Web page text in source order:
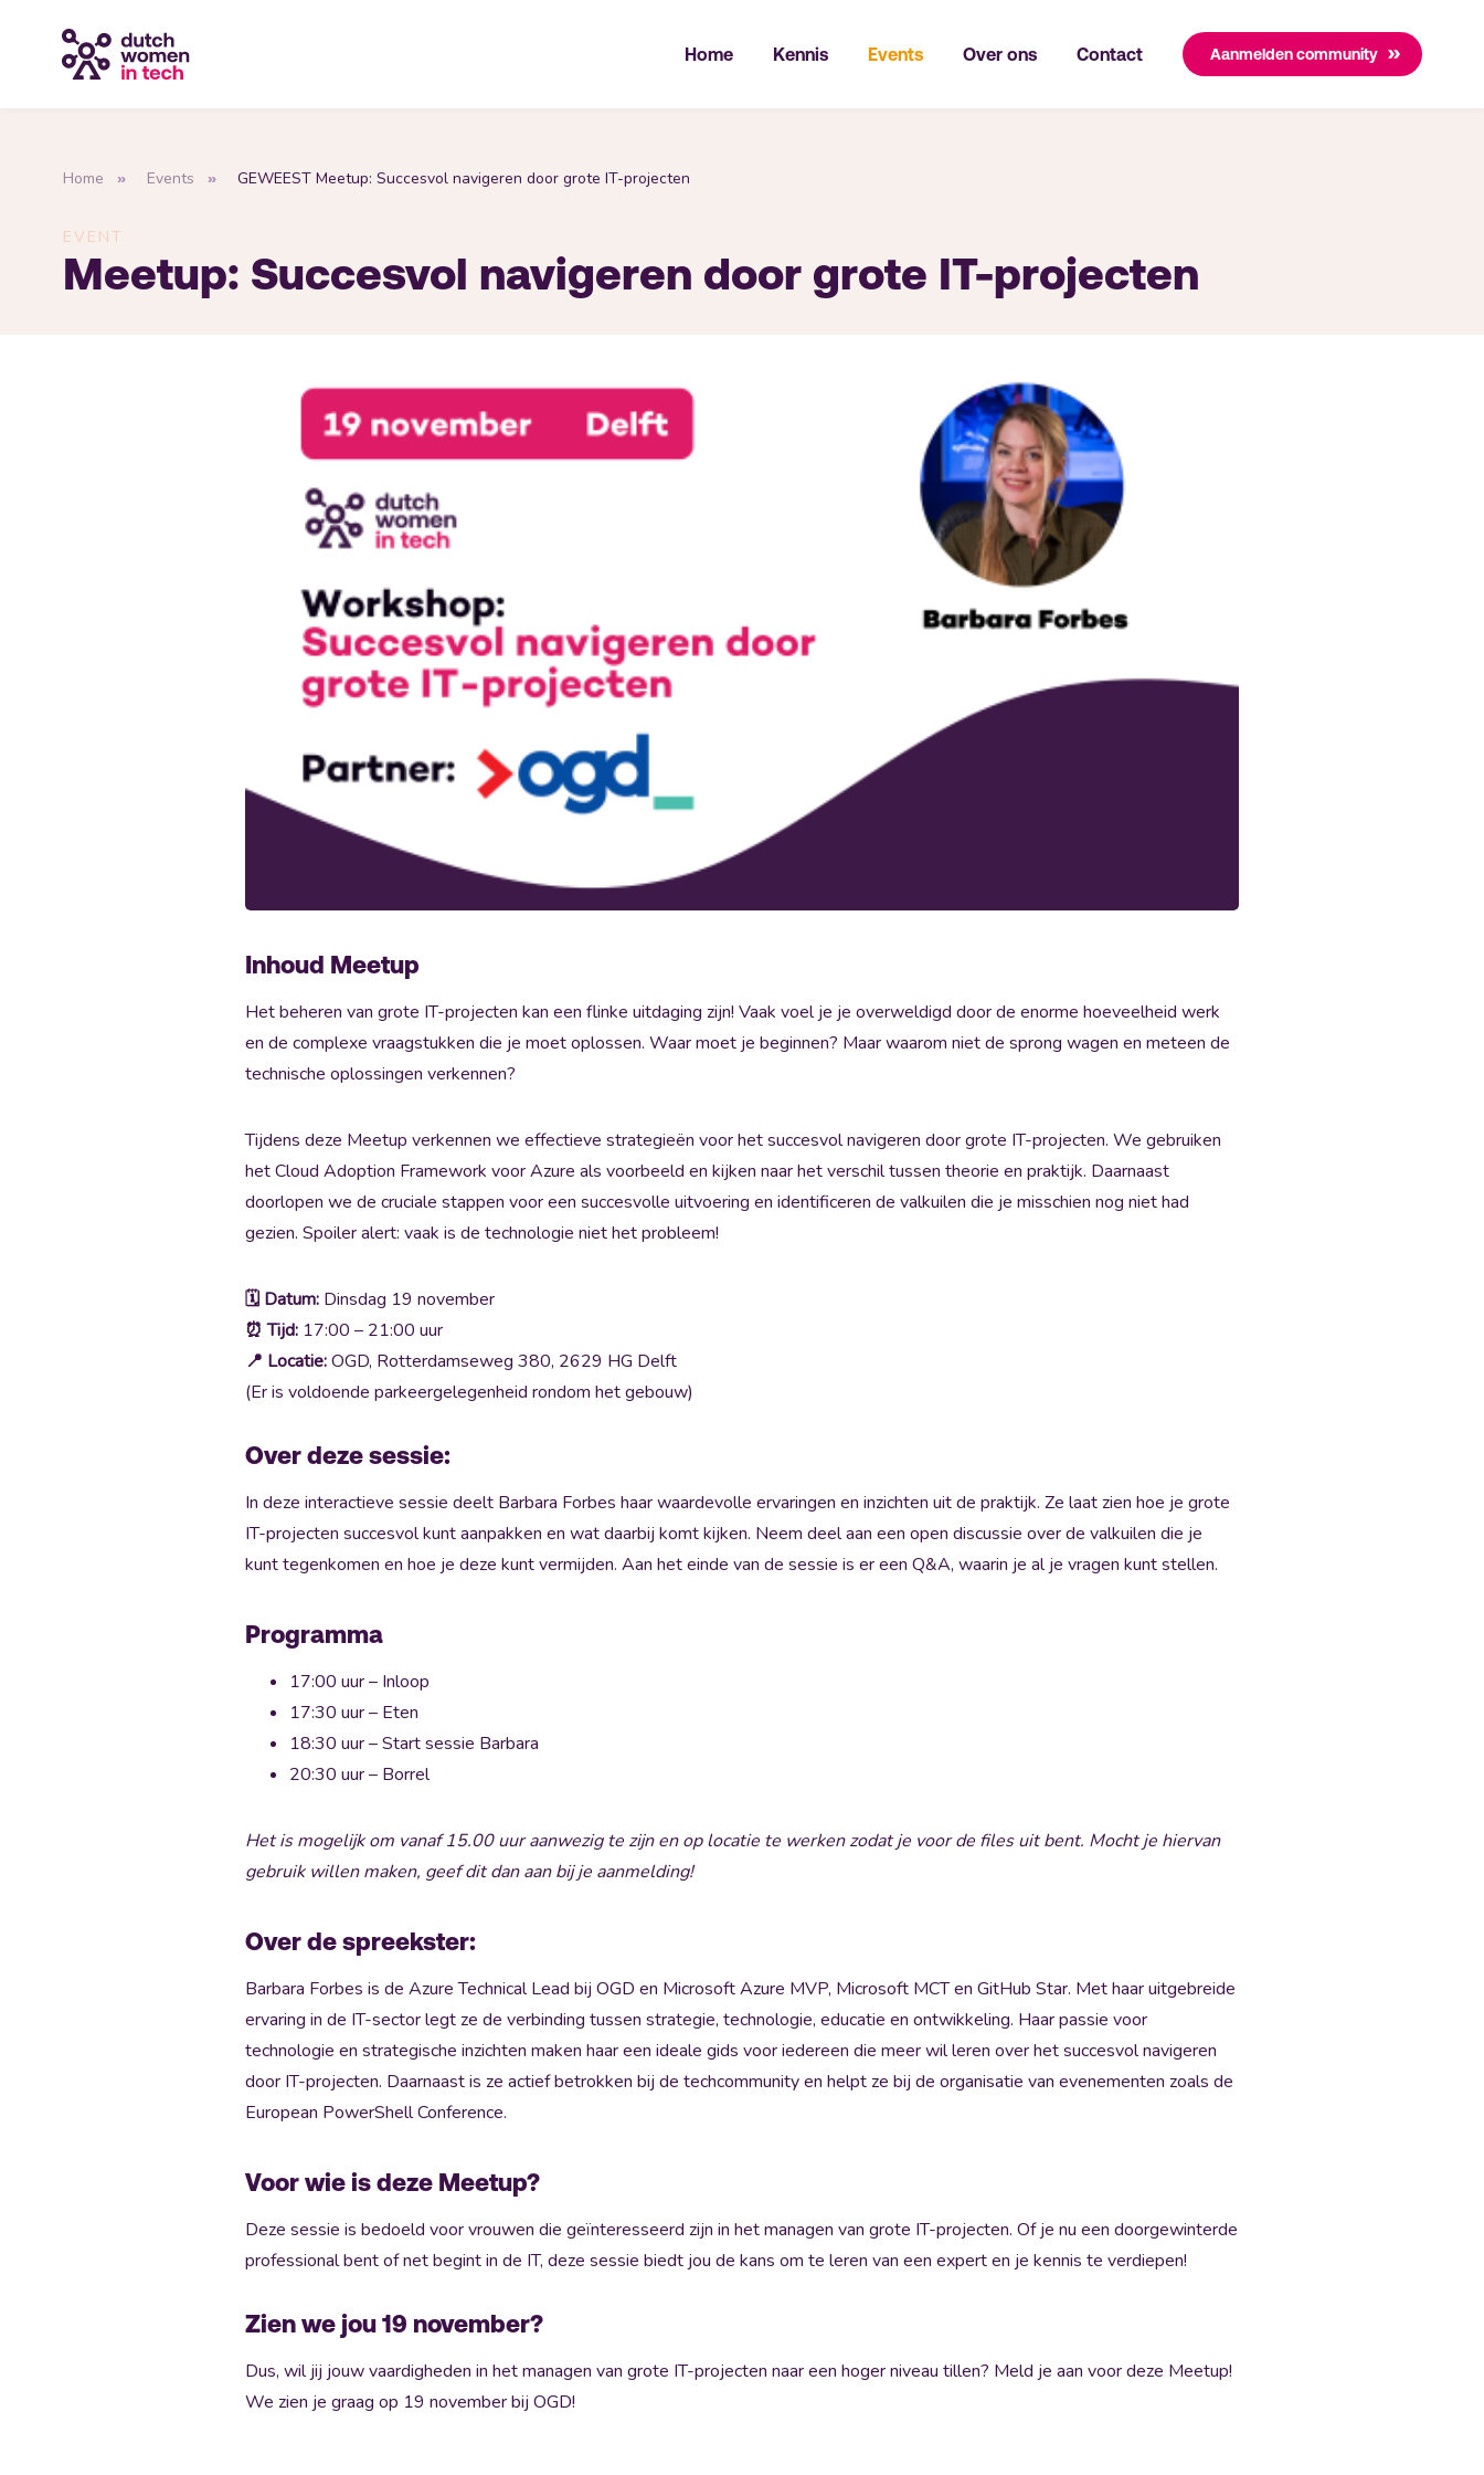
Home Kennis Events Over ons Contact Aanmelden community
Home Events GEWEEST Meetup: Succesvol navigeren door grote IT-projecten
EVENT
Meetup: Succesvol navigeren door grote IT-projecten
Inhoud Meetup
Het beheren van grote IT-projecten kan een flinke uitdaging zijn! Vaak voel je je overweldigd door de enorme hoeveelheid werk
en de complexe vraagstukken die je moet oplossen. Waar moet je beginnen? Maar waarom niet de sprong wagen en meteen de
technische oplossingen verkennen?
Tijdens deze Meetup verkennen we effectieve strategieën voor het succesvol navigeren door grote IT-projecten. We gebruiken
het Cloud Adoption Framework voor Azure als voorbeeld en kijken naar het verschil tussen theorie en praktijk. Daarnaast
doorlopen we de cruciale stappen voor een succesvolle uitvoering en identificeren de valkuilen die je misschien nog niet had
gezien. Spoiler alert: vaak is de technologie niet het probleem!
🗓️ Datum: Dinsdag 19 november
⏰ Tijd: 17:00 – 21:00 uur
📍 Locatie:OGD, Rotterdamseweg 380, 2629 HG Delft
(Er is voldoende parkeergelegenheid rondom het gebouw)
Over deze sessie:
In deze interactieve sessie deelt Barbara Forbes haar waardevolle ervaringen en inzichten uit de praktijk. Ze laat zien hoe je grote
IT-projecten succesvol kunt aanpakken en wat daarbij komt kijken. Neem deel aan een open discussie over de valkuilen die je
kunt tegenkomen en hoe je deze kunt vermijden. Aan het einde van de sessie is er een Q&A, waarin je al je vragen kunt stellen.
Programma
17:00 uur – Inloop
17:30 uur – Eten
18:30 uur – Start sessie Barbara
20:30 uur – Borrel
Het is mogelijk om vanaf 15.00 uur aanwezig te zijn en op locatie te werken zodat je voor de files uit bent. Mocht je hiervan
gebruik willen maken, geef dit dan aan bij je aanmelding!
Over de spreekster:
Barbara Forbes is de Azure Technical Lead bij OGD en Microsoft Azure MVP, Microsoft MCT en GitHub Star. Met haar uitgebreide
ervaring in de IT-sector legt ze de verbinding tussen strategie, technologie, educatie en ontwikkeling. Haar passie voor
technologie en strategische inzichten maken haar een ideale gids voor iedereen die meer wil leren over het succesvol navigeren
door IT-projecten. Daarnaast is ze actief betrokken bij de techcommunity en helpt ze bij de organisatie van evenementen zoals de
European PowerShell Conference.
Voor wie is deze Meetup?
Deze sessie is bedoeld voor vrouwen die geïnteresseerd zijn in het managen van grote IT-projecten. Of je nu een doorgewinterde
professional bent of net begint in de IT, deze sessie biedt jou de kans om te leren van een expert en je kennis te verdiepen!
Zien we jou 19 november?
Dus, wil jij jouw vaardigheden in het managen van grote IT-projecten naar een hoger niveau tillen? Meld je aan voor deze Meetup!
We zien je graag op 19 november bij OGD!